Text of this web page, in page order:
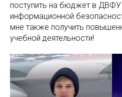
поступить на бюджет в ДВФУ
информационной
мне также получить
учебной деятельности!